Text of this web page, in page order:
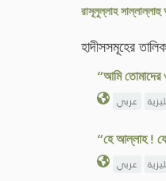
রাসূলুল্লাহ
হাদীসসমূহের
“আমি
عربي
“হে আল্লাহ !
عربي